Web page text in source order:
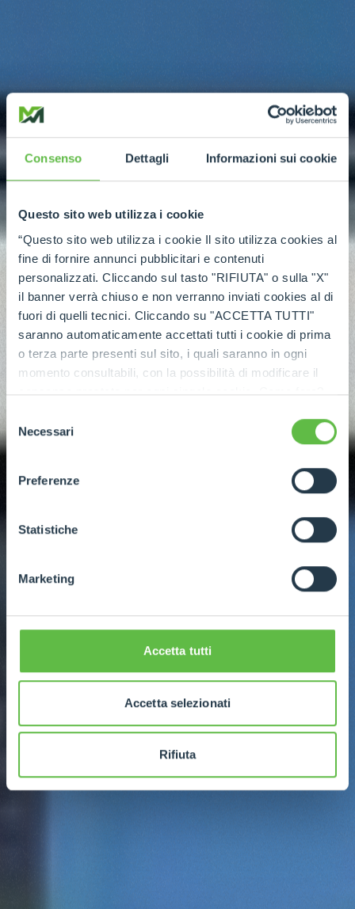
Consenso Dettagli Informazioni sui cookie
Questo sito web utilizza i cookie
“Questo sito web utilizza i cookie Il sito utilizza cookies al
fine di fornire annunci pubblicitari e contenuti
personalizzati. Cliccando sul tasto "RIFIUTA" o sulla "X"
il banner verrà chiuso e non verranno inviati cookies al di
fuori di quelli tecnici. Cliccando su "ACCETTA TUTTI"
saranno automaticamente accettati tutti i cookie di prima
o terza parte presenti sul sito, i quali saranno in ogni
momento consultabili, con la possibilità di modificare il
consenso prestato per ogni singolo cookie. Come fare?
ogni pagina, selezionare "Modifichi il suo consenso" e
dell'informativa completa nel footer presente in ogni
pagina. Per esercitare i diritti riconosciuti all'interessato ai
GDPR abbiamo predisposto una
apposita procedura.
del
consenso
Necessari
Preferenze
Statistiche
Marketing
Accetta tutti
Accetta selezionati
Rifiuta